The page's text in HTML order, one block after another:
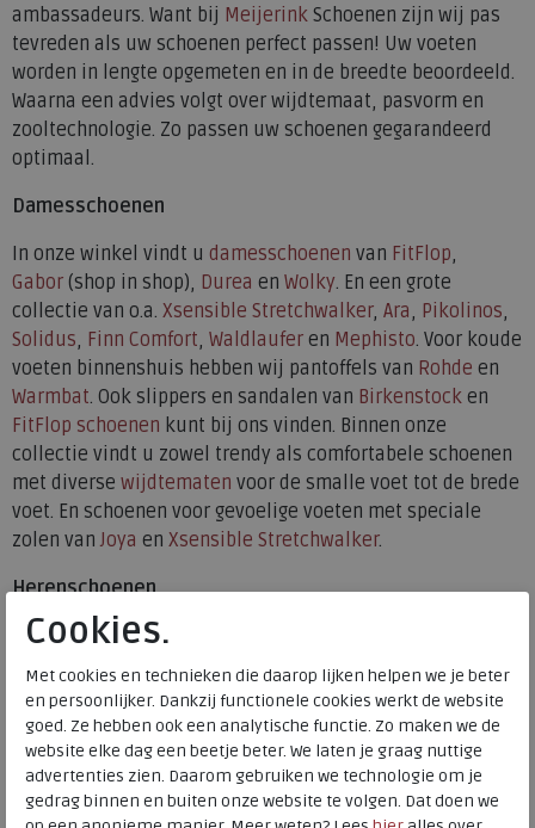
ambassadeurs. Want bij Meijerink Schoenen zijn wij pas
tevreden als uw schoenen perfect passen! Uw voeten
worden in lengte opgemeten en in de breedte beoordeeld.
Waarna een advies volgt over wijdtemaat, pasvorm en
zooltechnologie. Zo passen uw schoenen gegarandeerd
optimaal.
Damesschoenen
In onze winkel vindt u damesschoenen van FitFlop,
Gabor (shop in shop), Durea en Wolky. En een grote
collectie van o.a. Xsensible Stretchwalker, Ara, Pikolinos,
Solidus, Finn Comfort, Waldlaufer en Mephisto. Voor koude
voeten binnenshuis hebben wij pantoffels van Rohde en
Warmbat. Ook slippers en sandalen van Birkenstock en
FitFlop schoenen kunt bij ons vinden. Binnen onze
collectie vindt u zowel trendy als comfortabele schoenen
met diverse wijdtematen voor de smalle voet tot de brede
voet. En schoenen voor gevoelige voeten met speciale
zolen vanJoya en Xsensible Stretchwalker.
Herenschoenen
Bij Meijerink presenteren wij u herenschoenen van
Australian
Clarks , Mephisto en Pikolinos . Wij zijn zelfs
Xsensible Stretchwalkerpremium dealer! Ook hebben wij
een ruime keuze inpantoffelsvan de merkenRohdeen
WarmbatKortom een grote keuze in herenschoenen van
topkwaliteit.
Cookies.
Met cookies en technieken die daarop lijken helpen we je beter
en persoonlijker. Dankzij functionele cookies werkt de website
goed. Ze hebben ook een analytische functie. Zo maken we de
website elke dag een beetje beter. We laten je graag nuttige
advertenties zien. Daarom gebruiken we technologie om je
gedrag binnen en buiten onze website te volgen. Dat doen we